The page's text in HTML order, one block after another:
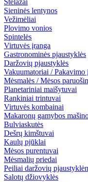
Stelažai
Sieninės lentynos
Vežimėliai
Plovimo vonios
Spintelės
Virtuvės įranga
Gastronominės pjaustyklės
Daržovių pjaustyklės
Vakuumatoriai / Pakavimo
Mėsmalės / Mėsos
Planetariniai maišytuvai
Rankiniai trintuvai
Virtuvės kombainai
Makaronų gamybos
Bulviaskutės
Dešrų kimštuvai
Kaulų pjūklai
Mėsos purentuvai
Mėsmalių priedai
Peiliai daržovių
Salotų džiovyklės